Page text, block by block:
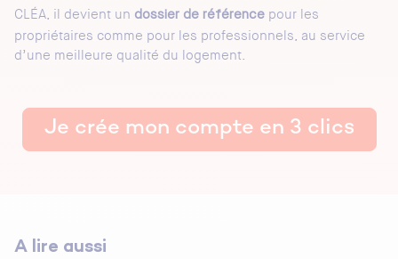
CLÉA, il devient un dossier de référence pour les
propriétaires comme pour les professionnels, au service
d’une meilleure qualité du logement.
Je crée mon compte en 3 clics
A lire aussi